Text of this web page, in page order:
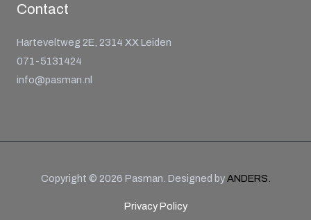
Contact
Harteveltweg 2E, 2314 XX Leiden
071-5131424
info@pasman.nl
Copyright © 2026 Pasman. Designed byANDERS.
Privacy Policy